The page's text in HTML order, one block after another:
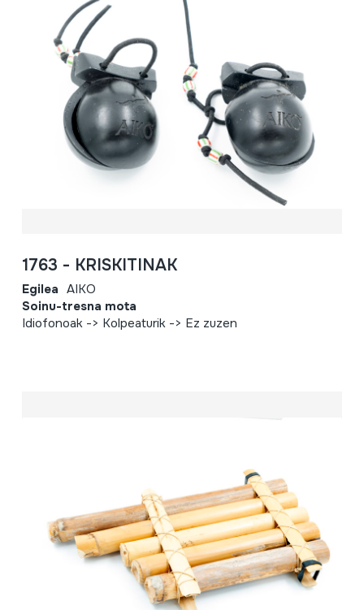
1763 - KRISKITINAK
Egilea AIKO
Soinu-tresna mota
Idiofonoak -> Kolpeaturik -> Ez zuzen